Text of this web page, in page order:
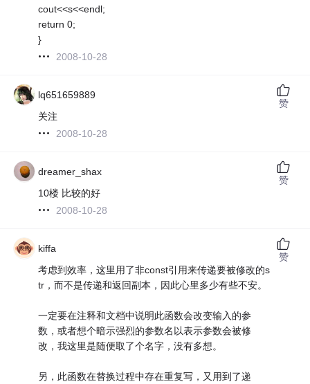
cout<<s<<endl;
return 0;
}
2008-10-28
lq651659889
关注
2008-10-28
赞
dreamer_shax
10楼 比较的好
2008-10-28
赞
kiffa
考虑到效率，这里用了非const引用来传递要被修改的s
tr，而不是传递和返回副本，因此心里多少有些不安。
一定要在注释和文档中说明此函数会改变输入的参
数，或者想个暗示强烈的参数名以表示参数会被修
改，我这里是随便取了个名字，没有多想。
另，此函数在替换过程中存在重复写，又用到了递
赞